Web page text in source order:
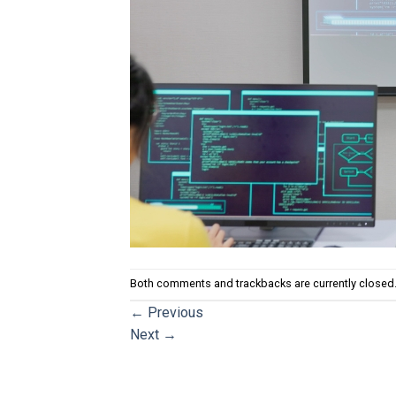
Both comments and trackbacks are currently closed.
← Previous
Next →